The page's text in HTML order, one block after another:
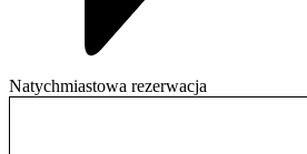
Natychmiastowa rezerwacja